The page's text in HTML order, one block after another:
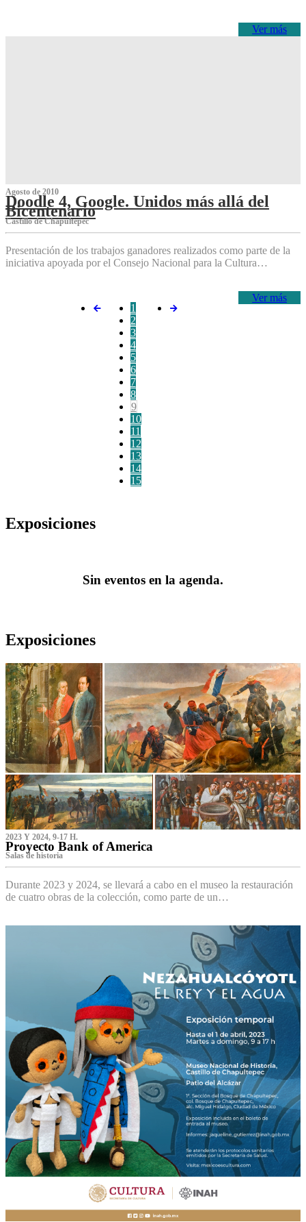
Ver más
Agosto de 2010
Doodle 4, Google. Unidos más allá del
Bicentenario
Castillo de Chapultepec
Presentación de los trabajos ganadores realizados como parte de la
iniciativa apoyada por el Consejo Nacional para la Cultura…
Ver más
1
2
3
4
5
6
7
8
9
10
11
12
13
14
15
Exposiciones
Sin eventos en la agenda.
Exposiciones
2023 Y 2024, 9-17 H.
Proyecto Bank of America
S‌alas de historia
Durante 2023 y 2024, se llevará a cabo en el museo la restauración
de cuatro obras de la colección, como parte de un…